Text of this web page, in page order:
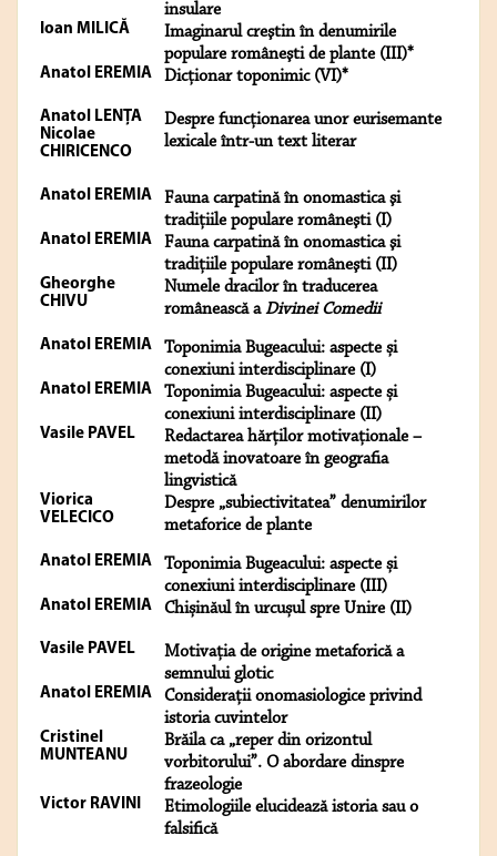
insulare
Ioan MILICĂ
Imaginarul creştin în denumirile
populare româneşti de plante (III)*
Anatol EREMIA Dicţionar toponimic (VI)*
Anatol LENŢA
Nicolae
CHIRICENCO
Despre funcționarea unor eurisemante
lexicale într-un text literar
Anatol EREMIA
Fauna carpatină în onomastica şi
tradiţiile populare româneşti (I)
Anatol EREMIA
Fauna carpatină în onomastica şi
tradiţiile populare româneşti (II)
Gheorghe
CHIVU
Numele dracilor în traducerea
românească aDivinei Comedii
Anatol EREMIA
Toponimia Bugeacului: aspecte și
conexiuni interdisciplinare (I)
Anatol EREMIA
Toponimia Bugeacului: aspecte și
conexiuni interdisciplinare (II)
Vasile PAVEL
Redactarea hărților motivaționale –
metodă inovatoare în geografia
lingvistică
Viorica
VELECICO
Despre „subiectivitatea” denumirilor
metaforice de plante
Anatol EREMIA
Toponimia Bugeacului: aspecte și
conexiuni interdisciplinare (III)
Anatol EREMIA Chișinăul în urcușul spre Unire (II)
Vasile PAVEL
Motivaţia de origine metaforică a
semnului glotic
Anatol EREMIA
Considerații onomasiologice privind
istoria cuvintelor
Cristinel
MUNTEANU
Brăila ca „reper din orizontul
vorbitorului”. O abordare dinspre
frazeologie
Victor RAVINI
Etimologiile elucidează istoria sau o
falsifică